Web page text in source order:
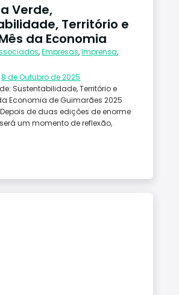
Verde,
Território e
da Economia
,Empresas,Imprensa,
8 de Outubro de 2025
Sustentabilidade, Território e
Economia de Guimarães 2025
de duas edições de enorme
um momento de reflexão,